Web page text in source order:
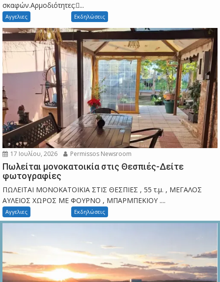
σκαφών.Αρμοδιότητες:...
Αγγελιες Εκδηλώσεις
17 Ιουλίου, 2026 Permissos Newsroom
Πωλείται μονοκατοικία στις Θεσπιές-Δείτε
φωτογραφίες
ΠΩΛΕΙΤΑΙ ΜΟΝΟΚΑΤΟΙΚΙΑ ΣΤΙΣ ΘΕΣΠΙΕΣ , 55 τ.μ. , ΜΕΓΑΛΟΣ
ΑΥΛΕΙΟΣ ΧΩΡΟΣ ΜΕ ΦΟΥΡΝΟ , ΜΠΑΡΜΠΕΚΙΟΥ ....
Αγγελιες Εκδηλώσεις